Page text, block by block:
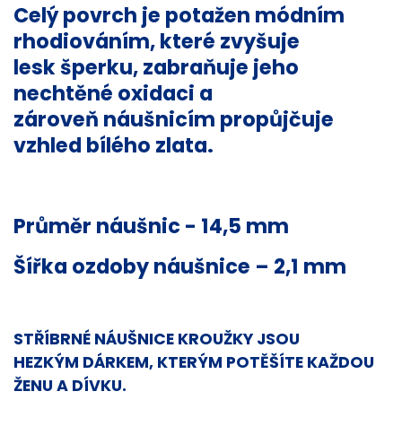
Celý povrch je potažen módním
rhodiováním, které zvyšuje
leskšperku, zabraňuje jeho
nechtěné oxidaci a
zároveň náušnicím propůjčuje
vzhled bílého zlata.
Průměr náušnic- 14,5 mm
Šířka ozdobynáušnice – 2,1 mm
STŘÍBRNÉ NÁUŠNICE KROUŽKYJSOU
HEZKÝM DÁRKEM, KTERÝM POTĚŠÍTE KAŽDOU
ŽENU A DÍVKU.